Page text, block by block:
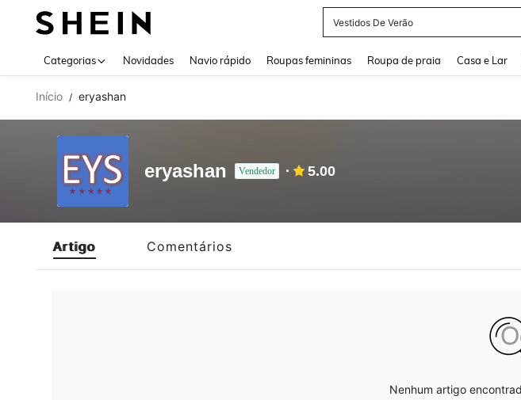
Vestidos De Verão
Categorias Novidades Navio rápido Roupas femininas Roupa de praia Casa e Lar
Início / eryashan
eryashan Vendedor 5.00
Artigo Comentários
Nenhum artigo